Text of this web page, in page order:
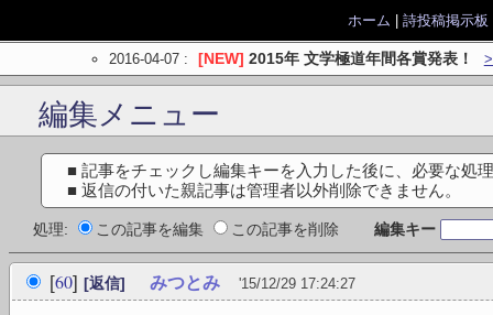
ホーム 詩投稿掲示板
2016-04-07: [NEW] 2015年 文学極道年間各賞発表！
編集メニュー
■ 記事をチェックし編集キーを入力した後に、必要な処
■ 返信の付いた親記事は管理者以外削除できません。
処理: この記事を編集 この記事を削除 編集キー
[60] [返信] みつとみ '15/12/29 17:24:27